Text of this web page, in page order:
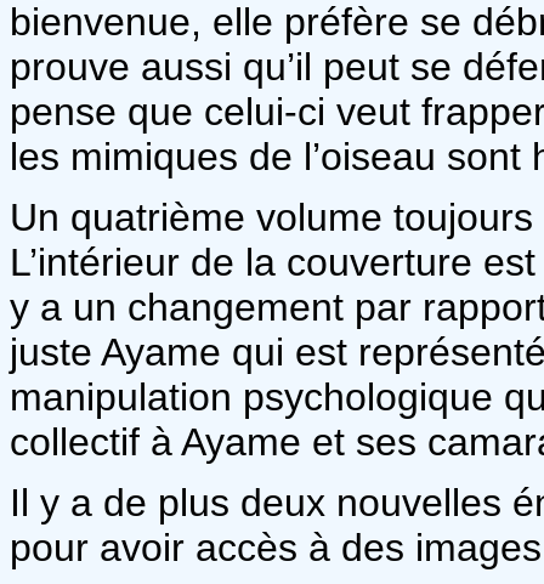
bienvenue, elle préfère se
prouve aussi qu’il peut se
pense que celui-ci veut
les mimiques de l’oiseau sont
Un quatrième volume
L’intérieur de la couverture
y a un changement par
juste Ayame qui est
manipulation psychologique
collectif à Ayame et ses
Il y a de plus deux nouvelles
pour avoir accès à des